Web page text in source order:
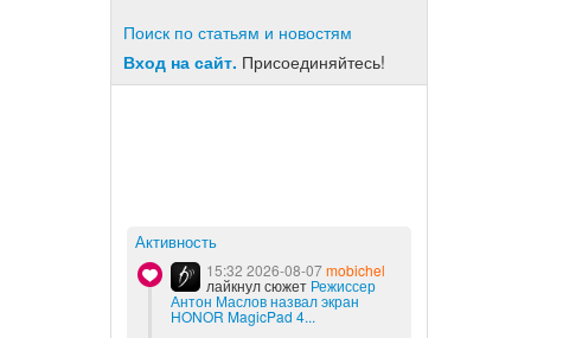
Поиск по статьям и новостям
Вход на сайт. Присоединяйтесь!
Активность
15:32 2026-08-07mobichel
лайкнул сюжет Режиссер
Антон Маслов назвал экран
HONOR MagicPad 4...